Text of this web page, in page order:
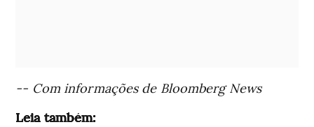
-- Com informações de Bloomberg News
Leia também: